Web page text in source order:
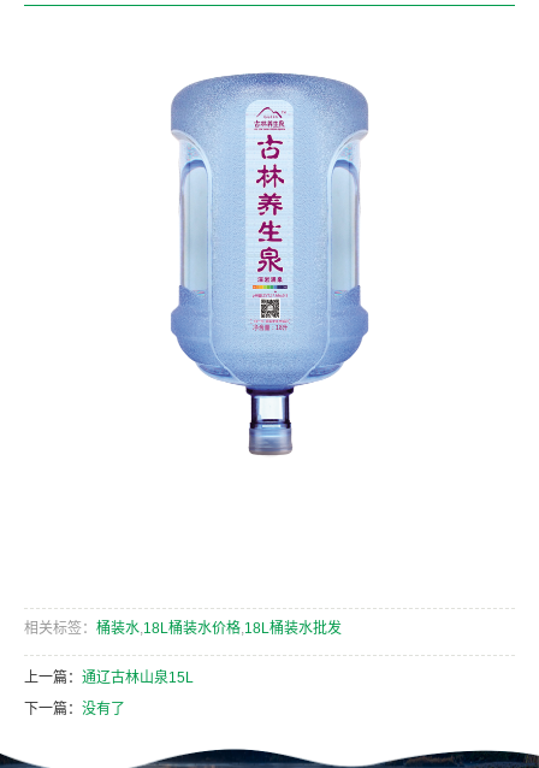
相关标签： 桶装水,18L桶装水价格,18L桶装水批发
上一篇： 通辽古林山泉15L
下一篇： 没有了